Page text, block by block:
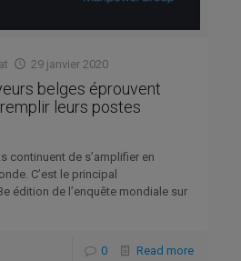
at 29 janvier 2020
belges éprouvent
leurs postes
continuent de s’amplifier en
C’est le principal
édition de l’enquête mondiale sur
0 Read more